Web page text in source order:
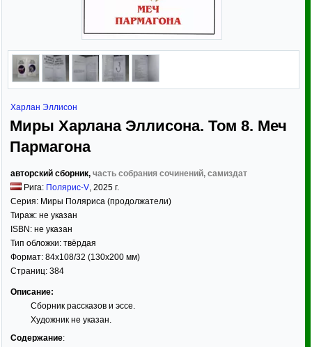
Харлан Эллисон
Миры Харлана Эллисона. Том 8. Меч
Пармагона
авторский сборник, часть собрания сочинений, самиздат
Рига: Полярис-V, 2025 г.
Серия: Миры Поляриса (продолжатели)
Тираж: не указан
ISBN: не указан
Тип обложки: твёрдая
Формат: 84x108/32 (130x200 мм)
Страниц: 384
Описание:
Сборник рассказов и эссе.
Художник не указан.
Содержание: